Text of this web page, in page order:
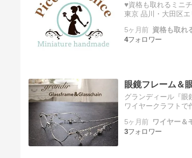
♥資格も取れるミニ
東京 品川・大田区
5ヶ月前 資格も取れ
4
眼鏡フレーム＆
グランディール『眼
ワイヤークラフトで
5ヶ月前 ワイヤー＆
3